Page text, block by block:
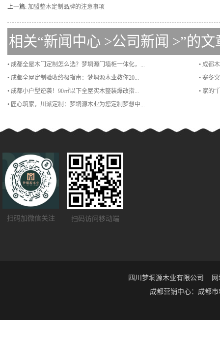
上一篇: 加盟整木定制品牌的注意事项
相关“新闻中心 >公司新闻 >”的文
• 成都全屋木门定制怎么选？梦垌源门墙柜一体化，...
• 成都
• 成都全屋定制验收终极指南：梦垌源木业教你20...
• 寒冬
• 成都小户型逆袭！90㎡以下全屋实木整装爆改指...
• 家的“
• 匠心筑家，川派定制：梦垌源木业为您定制梦想中...
扫码加微信关注 扫码访问移动端
四川梦垌源木业有限公司 网
成都营销中心：成都